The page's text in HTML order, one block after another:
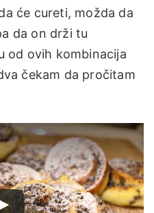
će cureti, možda da
da on drži tu
od ovih kombinacija
čekam da pročitam